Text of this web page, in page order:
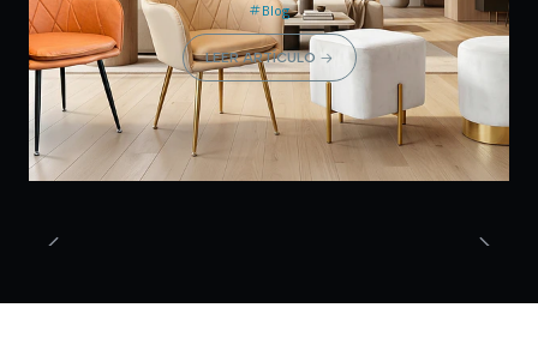
Blog
LEER ARTÍCULO